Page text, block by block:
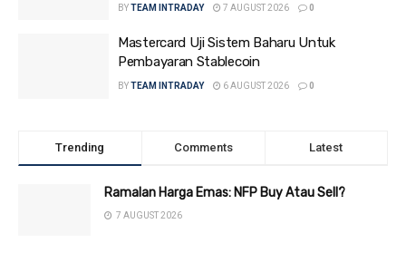
BYTEAM INTRADAY 7 AUGUST 2026 0
Mastercard Uji Sistem Baharu Untuk
Pembayaran Stablecoin
BYTEAM INTRADAY 6 AUGUST 2026 0
Trending Comments Latest
Ramalan Harga Emas: NFP Buy Atau Sell?
7 AUGUST 2026